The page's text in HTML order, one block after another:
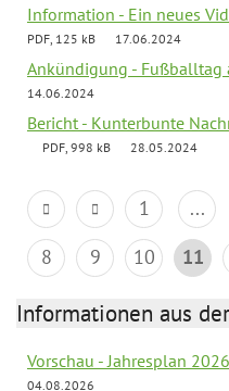
Information - Ein neues
PDF, 125 kB 17.06.2024
Ankündigung - Fußballtag
14.06.2024
Bericht - Kunterbunte
PDF, 998 kB 28.05.2024
1 ...
8
9 10 11
Informationen aus
Vorschau - Jahresplan
04.08.2026